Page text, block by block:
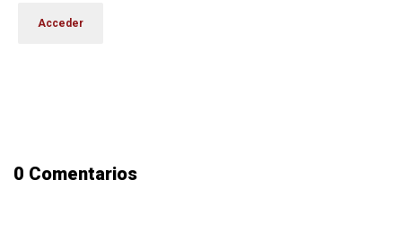
0 Comentarios